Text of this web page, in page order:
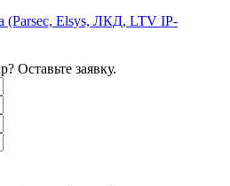
(Parsec, Elsys, ЛКД, LTV IP-
Оставьте заявку.